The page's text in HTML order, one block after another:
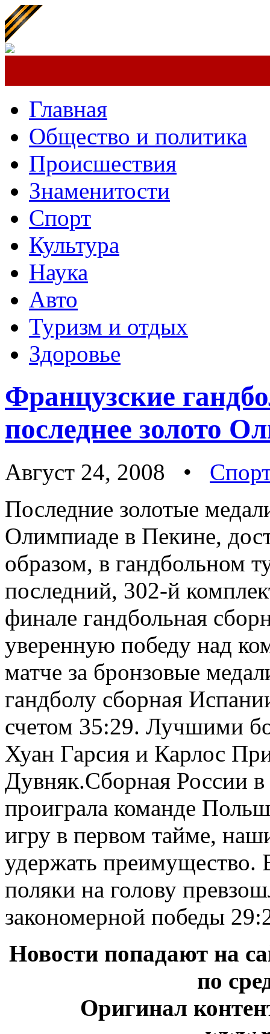
Главная
Общество и политика
Происшествия
Знаменитости
Спорт
Культура
Наука
Авто
Туризм и отдых
Здоровье
Французские
последнее золото
Август 24, 2008 •
Последние золотые
Олимпиаде в Пекине,
образом, в гандбольном
последний, 302-й
финале гандбольная
уверенную победу над
матче за бронзовые
гандболу сборная
счетом 35:29. Лучшими
Хуан Гарсия и Карлос
Дувняк.Сборная России в
проиграла команде
игру в первом тайме,
удержать преимущество.
поляки на голову
закономерной победы
Новости попадают на
по
Оригинал